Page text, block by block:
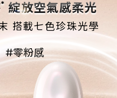
* 綻放空氣感柔光
搭載七色珍珠光學
#零粉感